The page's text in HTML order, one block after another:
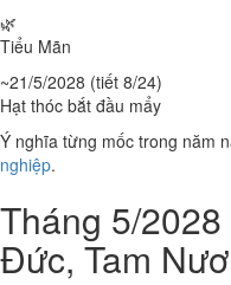
🌿
Tiểu Mãn
~21/5/2028 (tiết 8/24)
Hạt thóc bắt đầu mẩy
Ý nghĩa từng mốc trong năm
nghiệp.
Tháng 5/
Đức, Tam